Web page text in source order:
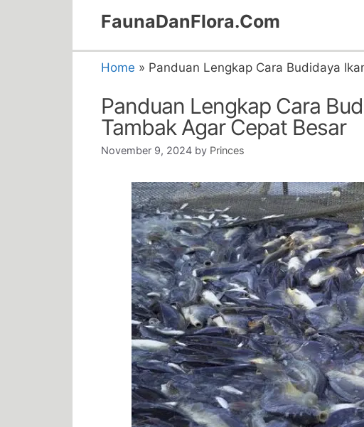
FaunaDanFlora.Com
Home » Panduan Lengkap Cara Budidaya
Panduan Lengkap Cara
Tambak Agar Cepat Besar
November 9, 2024 by Princes